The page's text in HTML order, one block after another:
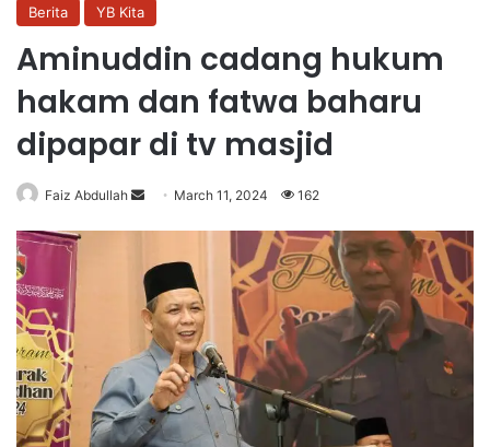
Berita YB Kita
Aminuddin cadang hukum
hakam dan fatwa baharu
dipapar di tv masjid
Faiz Abdullah
d
a
n
e
a
i
March 11, 2024 162